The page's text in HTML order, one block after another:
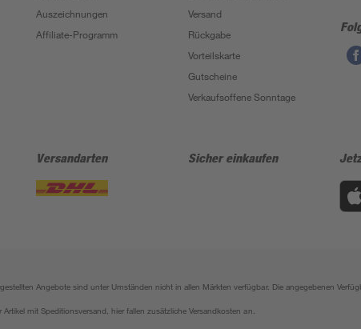
Auszeichnungen
Affiliate-Programm
Versand
Rückgabe
Vorteilskarte
Gutscheine
Verkaufsoffene Sonntage
Versandarten Sicher einkaufen
Angebote sind unter Umständen nicht in allen Märkten verfügbar. Die angegebenen
mit Speditionsversand, hier fallen zusätzliche Versandkosten an.